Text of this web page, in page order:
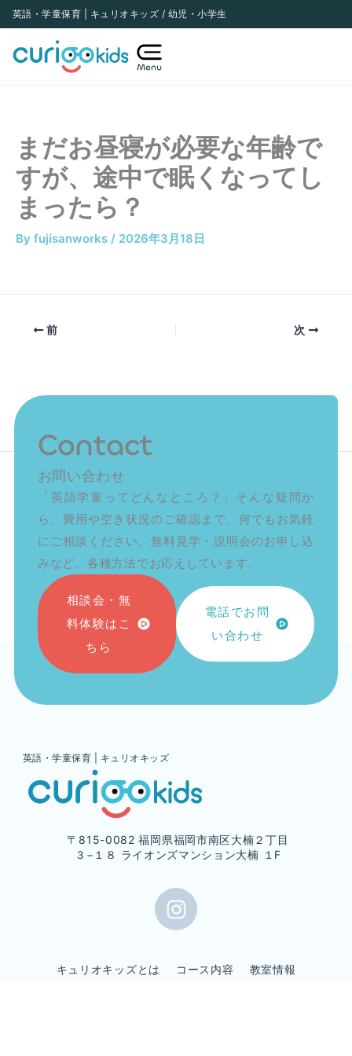
英語・学童保育 | キュリオキッズ / 幼児・小学生
まだお昼寝が必要な年齢で
すが、途中で眠くなってし
まったら？
By fujisanworks / 2026年3月18日
前 次
Contact
お問い合わせ
「英語学童ってどんなところ？」そんな疑問か
ら、費用や空き状況のご確認まで、何でもお気軽
にご相談ください。無料見学・説明会のお申し込
みなど、各種方法でお応えしています。
相談会・無
料体験はこ
ちら
電話でお問
い合わせ
英語・学童保育 | キュリオキッズ
〒815-0082 福岡県福岡市南区大楠２丁目
３−１８ ライオンズマンション大楠 １F
キュリオキッズとは コース内容
教室情報